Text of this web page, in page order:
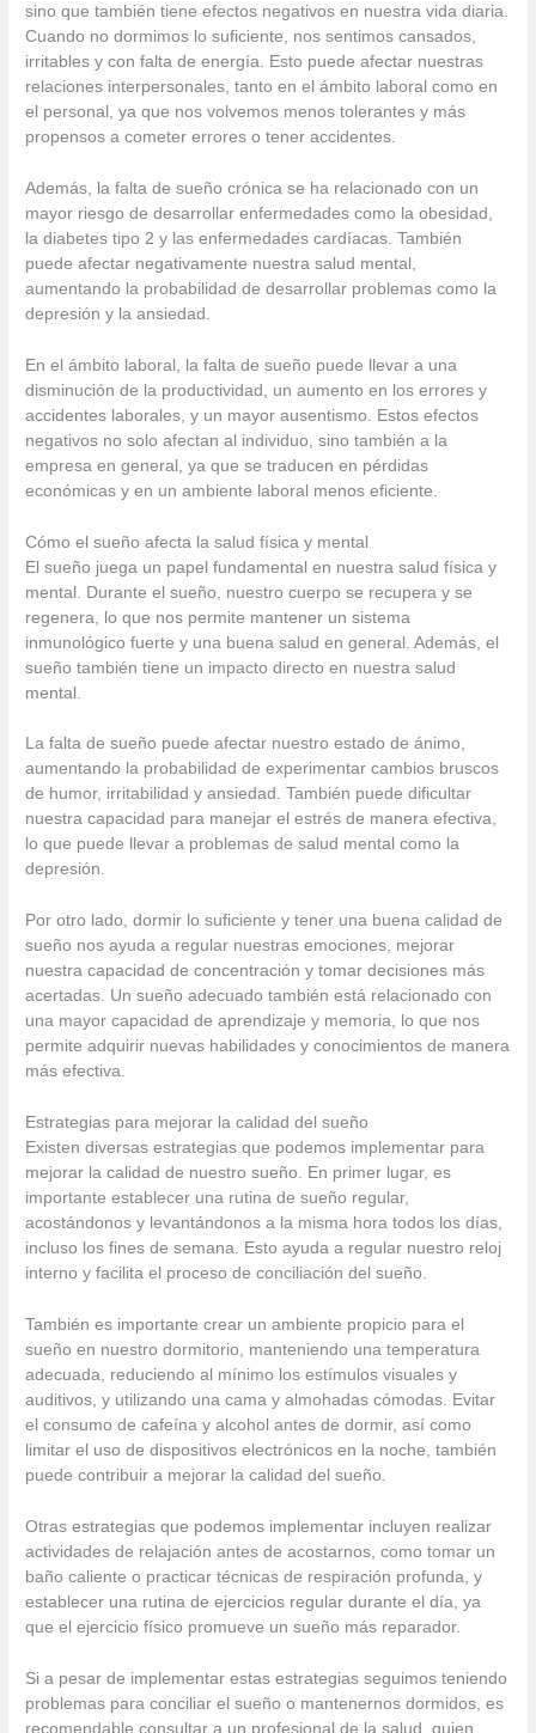
sino que también tiene efectos negativos en nuestra vida diaria.
Cuando no dormimos lo suficiente, nos sentimos cansados,
irritables y con falta de energía. Esto puede afectar nuestras
relaciones interpersonales, tanto en el ámbito laboral como en
el personal, ya que nos volvemos menos tolerantes y más
propensos a cometer errores o tener accidentes.
Además, la falta de sueño crónica se ha relacionado con un
mayor riesgo de desarrollar enfermedades como la obesidad,
la diabetes tipo 2 y las enfermedades cardíacas. También
puede afectar negativamente nuestra salud mental,
aumentando la probabilidad de desarrollar problemas como la
depresión y la ansiedad.
En el ámbito laboral, la falta de sueño puede llevar a una
disminución de la productividad, un aumento en los errores y
accidentes laborales, y un mayor ausentismo. Estos efectos
negativos no solo afectan al individuo, sino también a la
empresa en general, ya que se traducen en pérdidas
económicas y en un ambiente laboral menos eficiente.
Cómo el sueño afecta la salud física y mental
El sueño juega un papel fundamental en nuestra salud física y
mental. Durante el sueño, nuestro cuerpo se recupera y se
regenera, lo que nos permite mantener un sistema
inmunológico fuerte y una buena salud en general. Además, el
sueño también tiene un impacto directo en nuestra salud
mental.
La falta de sueño puede afectar nuestro estado de ánimo,
aumentando la probabilidad de experimentar cambios bruscos
de humor, irritabilidad y ansiedad. También puede dificultar
nuestra capacidad para manejar el estrés de manera efectiva,
lo que puede llevar a problemas de salud mental como la
depresión.
Por otro lado, dormir lo suficiente y tener una buena calidad de
sueño nos ayuda a regular nuestras emociones, mejorar
nuestra capacidad de concentración y tomar decisiones más
acertadas. Un sueño adecuado también está relacionado con
una mayor capacidad de aprendizaje y memoria, lo que nos
permite adquirir nuevas habilidades y conocimientos de manera
más efectiva.
Estrategias para mejorar la calidad del sueño
Existen diversas estrategias que podemos implementar para
mejorar la calidad de nuestro sueño. En primer lugar, es
importante establecer una rutina de sueño regular,
acostándonos y levantándonos a la misma hora todos los días,
incluso los fines de semana. Esto ayuda a regular nuestro reloj
interno y facilita el proceso de conciliación del sueño.
También es importante crear un ambiente propicio para el
sueño en nuestro dormitorio, manteniendo una temperatura
adecuada, reduciendo al mínimo los estímulos visuales y
auditivos, y utilizando una cama y almohadas cómodas. Evitar
el consumo de cafeína y alcohol antes de dormir, así como
limitar el uso de dispositivos electrónicos en la noche, también
puede contribuir a mejorar la calidad del sueño.
Otras estrategias que podemos implementar incluyen realizar
actividades de relajación antes de acostarnos, como tomar un
baño caliente o practicar técnicas de respiración profunda, y
establecer una rutina de ejercicios regular durante el día, ya
que el ejercicio físico promueve un sueño más reparador.
Si a pesar de implementar estas estrategias seguimos teniendo
problemas para conciliar el sueño o mantenernos dormidos, es
recomendable consultar a un profesional de la salud, quien